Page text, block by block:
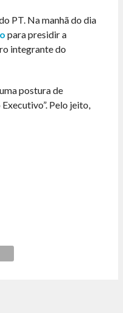
PT. Na manhã do dia
para presidir a
integrante do
postura de
Pelo jeito,